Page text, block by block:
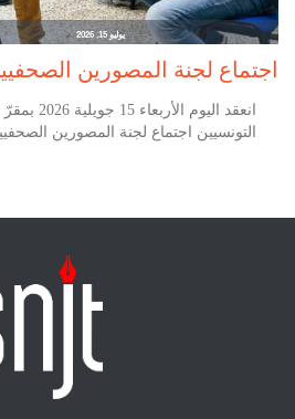
يوليو 15, 2026
اجتماع لجنة المصورين
انعقد
التونسيين اجتماع لجنة المصورين